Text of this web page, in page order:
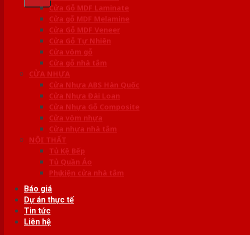
Cửa Gỗ MDF Laminate
Cửa gỗ MDF Melamine
Cửa Gỗ MDF Veneer
Cửa Gỗ Tự Nhiên
Cửa vòm gỗ
Cửa gỗ nhà tắm
CỬA NHỰA
Cửa Nhựa ABS Hàn Quốc
Cửa Nhựa Đài Loan
Cửa Nhựa Gỗ Composite
Cửa vòm nhựa
Cửa nhựa nhà tắm
NỘI THẤT
Tủ Kệ Bếp
Tủ Quần Áo
Phụ kiện cửa nhà tắm
Báo giá
Dự án thực tế
Tin tức
Liên hệ